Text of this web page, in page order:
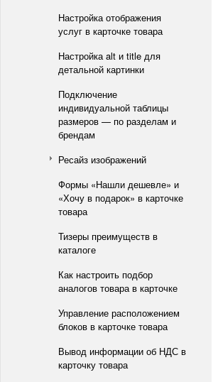
Настройка отображения
услуг в карточке товара
Настройка alt и title для
детальной картинки
Подключение
индивидуальной таблицы
размеров — по разделам и
брендам
Ресайз изображений
Формы «Нашли дешевле» и
«Хочу в подарок» в карточке
товара
Тизеры преимуществ в
каталоге
Как настроить подбор
аналогов товара в карточке
Управление расположением
блоков в карточке товара
Вывод информации об НДС в
карточку товара